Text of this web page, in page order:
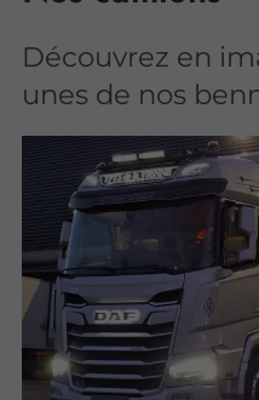
Découvrez en
unes de nos